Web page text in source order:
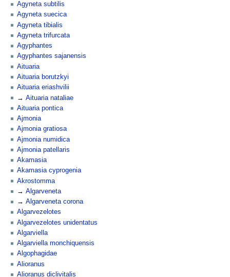
Agyneta subtilis
Agyneta suecica
Agyneta tibialis
Agyneta trifurcata
Agyphantes
Agyphantes sajanensis
Aituaria
Aituaria borutzkyi
Aituaria eriashvilii
Aituaria nataliae
Aituaria pontica
Ajmonia
Ajmonia gratiosa
Ajmonia numidica
Ajmonia patellaris
Akamasia
Akamasia cyprogenia
Akrostomma
Algarveneta
Algarveneta corona
Algarvezelotes
Algarvezelotes unidentatus
Algarviella
Algarviella monchiquensis
Algophagidae
Alioranus
Alioranus diclivitalis